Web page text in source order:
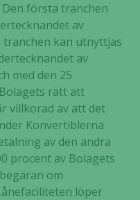
Den första tranchen
av
tranchen kan utnyttjas
av
med den 25
rätt att
villkorad av att det
Konvertiblerna
av den andra
procent av Bolagets
om
löper